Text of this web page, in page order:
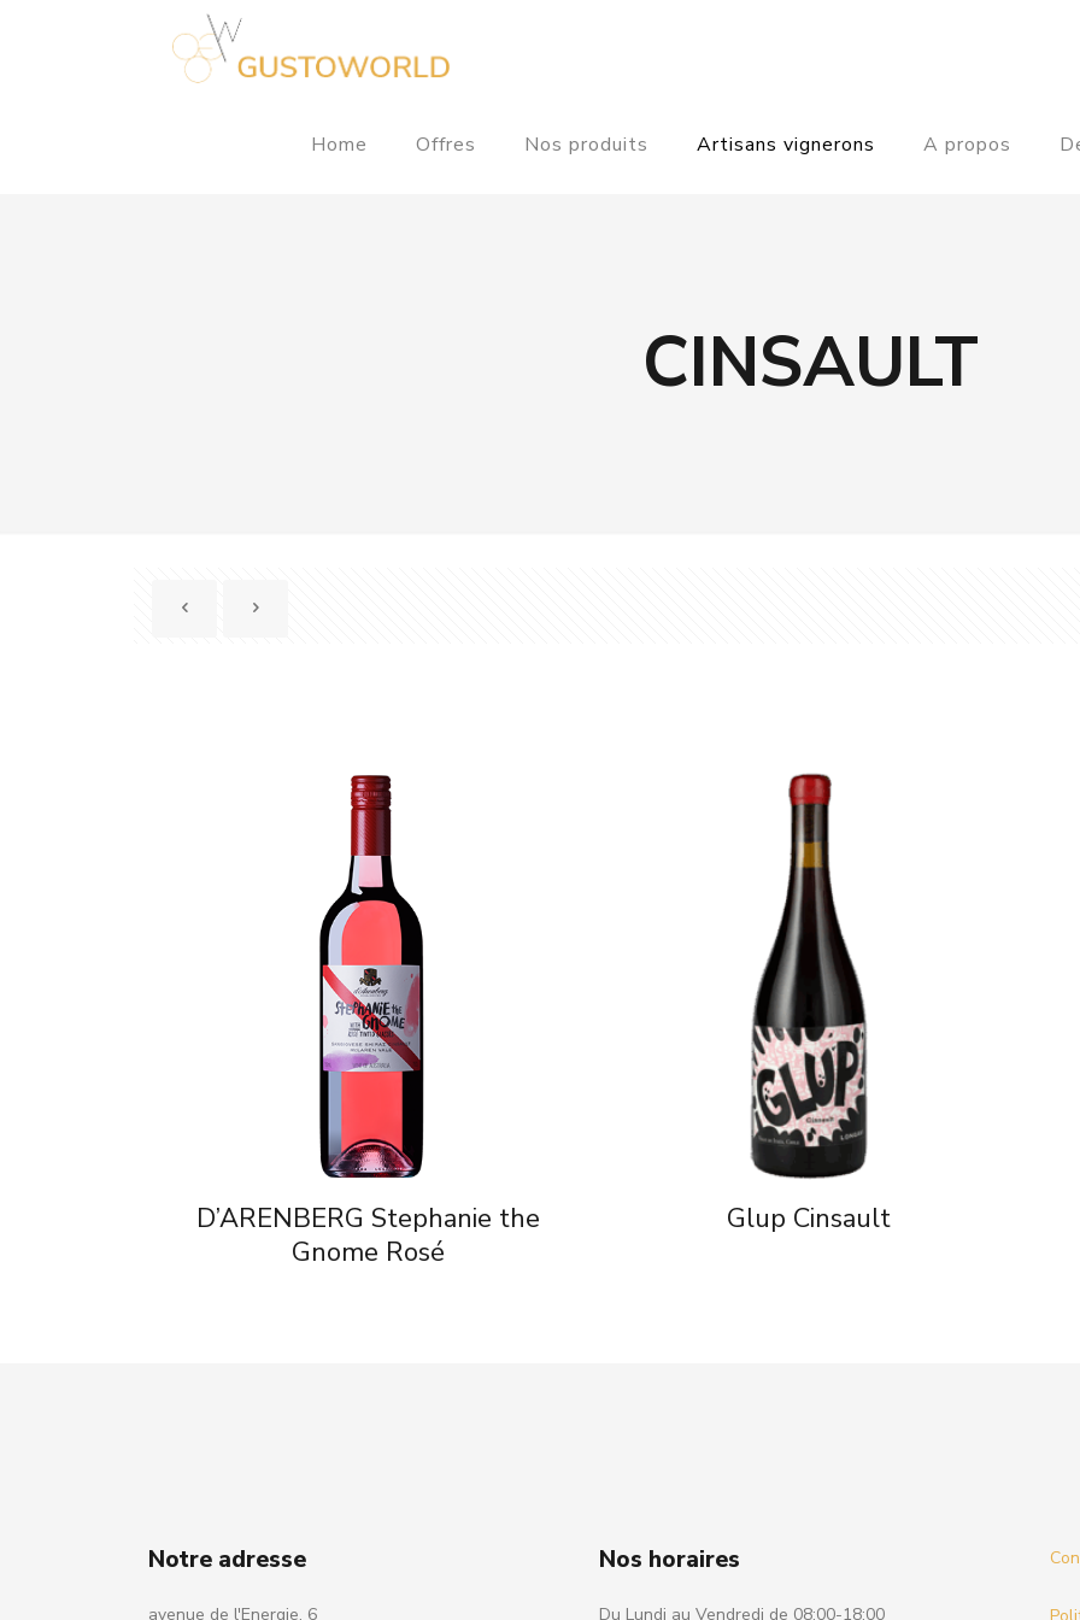
Home Offres Nos produits Artisans vignerons A propos
CINSAULT
D’ARENBERG Stephanie the
Gnome Rosé
Glup Cinsault
Notre adresse
avenue de l'Energie, 6
Nos horaires
Du Lundi au Vendredi de 08:00-18:00